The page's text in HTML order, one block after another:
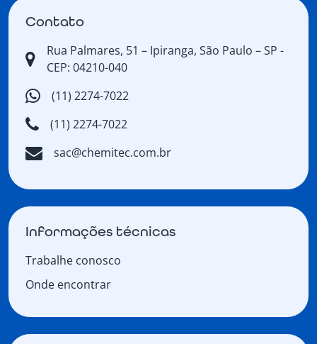
Contato
Rua Palmares, 51 – Ipiranga, São Paulo – SP -
CEP: 04210-040
(11) 2274-7022
(11) 2274-7022
sac@chemitec.com.br
Informações técnicas
Trabalhe conosco
Onde encontrar